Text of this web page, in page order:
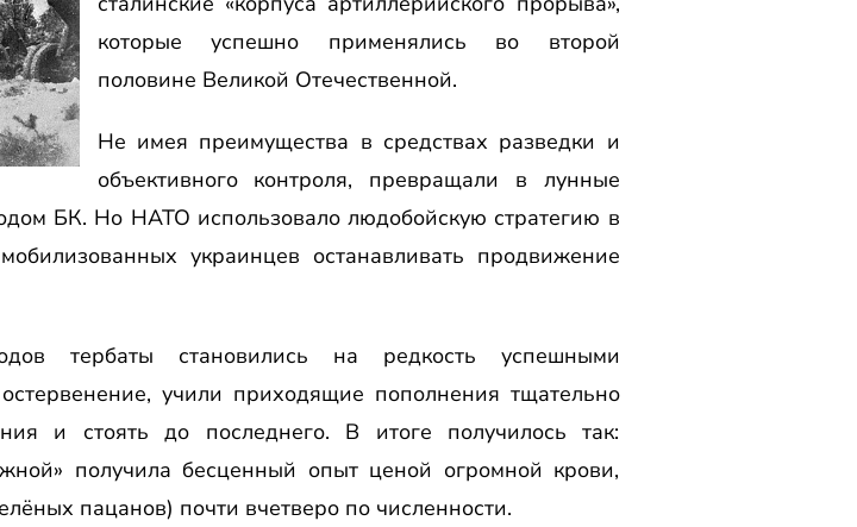
которые успешно применялись во второй
половине Великой Отечественной.
Не имея преимущества в средствах разведки и
объективного контроля, превращали в лунные
БК. Но НАТО использовало людобойскую стратегию в
украинцев останавливать продвижение
тербаты становились на редкость успешными
учили приходящие пополнения тщательно
и стоять до последнего. В итоге получилось так:
получила бесценный опыт ценой огромной крови,
пацанов) почти вчетверо по численности.